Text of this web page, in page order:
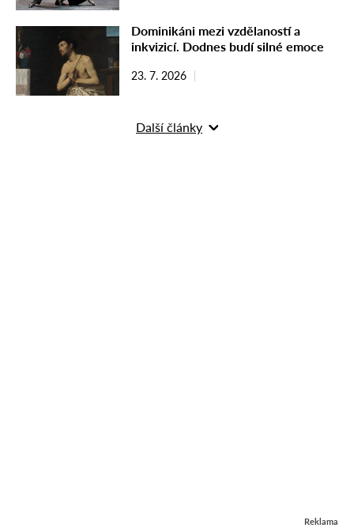
Dominikáni mezi vzdělaností a
inkvizicí. Dodnes budí silné emoce
23. 7. 2026
Další články
Reklama